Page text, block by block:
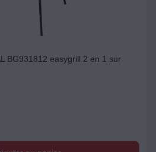
BG931812 easygrill 2 en 1 sur